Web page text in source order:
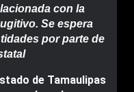
con la
Se espera
por parte de
de Tamaulipas